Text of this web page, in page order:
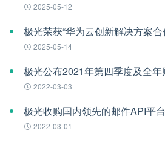
2025-05-12
极光荣获“华为云创新解决方案合
2025-05-14
极光公布2021年第四季度及全年
2022-03-03
极光收购国内领先的邮件API平
2022-03-01